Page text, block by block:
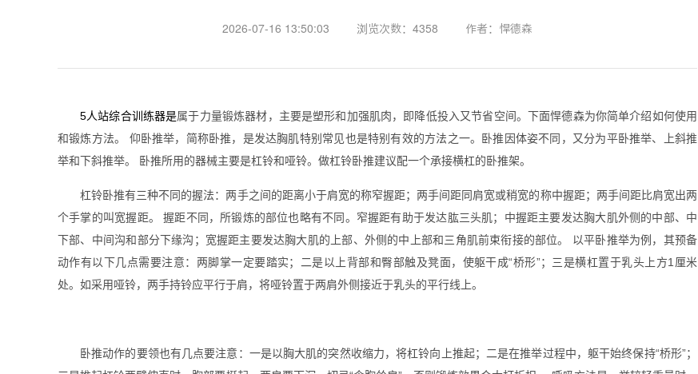
2026-07-16 13:50:03 浏览次数：4358 作者：悍德森
5人站综合训练器是属于力量锻炼器材，主要是塑形和加强肌肉，即降低投入又节省空间。下面悍德森为你简单介绍如何使用
和锻炼方法。 仰卧推举，简称卧推，是发达胸肌特别常见也是特别有效的方法之一。卧推因体姿不同，又分为平卧推举、上斜推
举和下斜推举。 卧推所用的器械主要是杠铃和哑铃。做杠铃卧推建议配一个承接横杠的卧推架。
杠铃卧推有三种不同的握法：两手之间的距离小于肩宽的称窄握距；两手间距同肩宽或稍宽的称中握距；两手间距比肩宽出两
个手掌的叫宽握距。 握距不同，所锻炼的部位也略有不同。窄握距有助于发达肱三头肌；中握距主要发达胸大肌外侧的中部、中
下部、中间沟和部分下缘沟；宽握距主要发达胸大肌的上部、外侧的中上部和三角肌前束衔接的部位。 以平卧推举为例，其预备
动作有以下几点需要注意：两脚掌一定要踏实；二是以上背部和臀部触及凳面，使躯干成“桥形”；三是横杠置于乳头上方1 厘米
处。如采用哑铃，两手持铃应平行于肩，将哑铃置于两肩外侧接近于乳头的平行线上。
卧推动作的要领也有几点要注意：一是以胸大肌的突然收缩力，将杠铃向上推起；二是在推举过程中，躯干始终保持“桥形”；